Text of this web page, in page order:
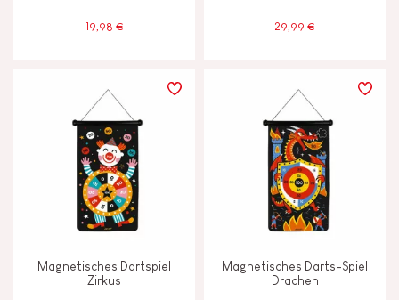
19,98 € 29,99 €
Magnetisches Dartspiel
Zirkus
Magnetisches Darts-Spiel
Drachen